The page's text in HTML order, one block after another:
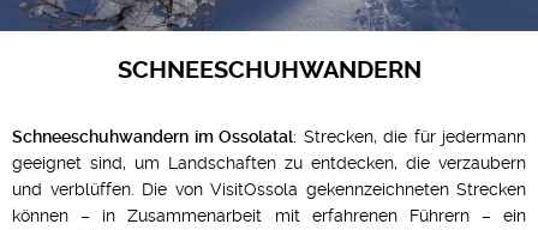
VERANSTALTUNGEN UND IDEEN
SCHNEESCHUHWANDERN
Schneeschuhwandern im Ossolatal: Strecken, die für jedermann
geeignet sind, um Landschaften zu entdecken, die verzaubern
und verblüffen. Die von VisitOssola gekennzeichneten Strecken
können – in Zusammenarbeit mit erfahrenen Führern – ein